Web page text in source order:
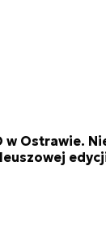
w Ostrawie.